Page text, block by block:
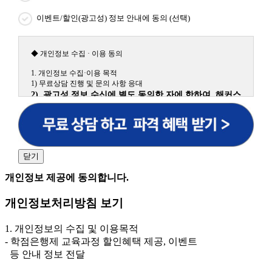
이벤트/할인(광고성) 정보 안내에 동의 (선택)
◆ 개인정보 수집 · 이용 동의
1. 개인정보 수집·이용 목적
1) 무료상담 진행 및 문의 사항 응대
2) 광고성 정보 수신에 별도 동의한 자에 한하여 해커스
원격평생교육원을 비롯한 해커스 교육그룹의 새로운 서
비스 신상품이나 이벤트, 최신 정보 안내 등 신청자의 취
향에 맞는 최적의 서비스를 제공하기 위함.
어, 해커스일본어, 해커스잡, 해커스금융, 해커스임용, 해커스공무
원, 해커스경찰, 해커스소방, 해커스공인중개사, 해커스주택관리
사, 해커스편입 등)
3. 개인정보 보유/이용 기간: 법령상 정하는 경우를 제
외하고는 회원탈퇴 시까지 이용 및 보관합니다. 단, 비회
원이거나 상담 시로부터 3년 이내 탈퇴하는 자의 경우,
소비자 불만 또는 분쟁처리를 위해 3년간 보관합니다.
닫기
개인정보 제공에 동의합니다.
개인정보처리방침 보기
1. 개인정보의 수집 및 이용목적
- 학점은행제 교육과정 할인혜택 제공, 이벤트
등 안내 정보 전달